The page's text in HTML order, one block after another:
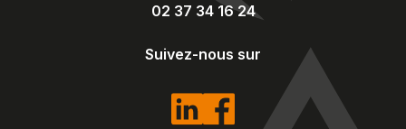
02 37 34 16 24
Suivez-nous sur